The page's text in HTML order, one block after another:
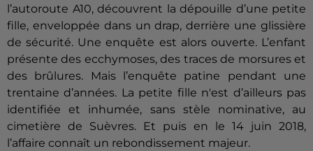
l’autoroute A10, découvrent la dépouille d’une petite
fille, enveloppée dans un drap, derrière une glissière
de sécurité. Une enquête est alors ouverte. L’enfant
présente des ecchymoses, des traces de morsures et
des brûlures. Mais l’enquête patine pendant une
trentaine d’années. La petite fille n'est d’ailleurs pas
identifiée et inhumée, sans stèle nominative, au
cimetière de Suèvres. Et puis en le 14 juin 2018,
l’affaire connaît un rebondissement majeur.